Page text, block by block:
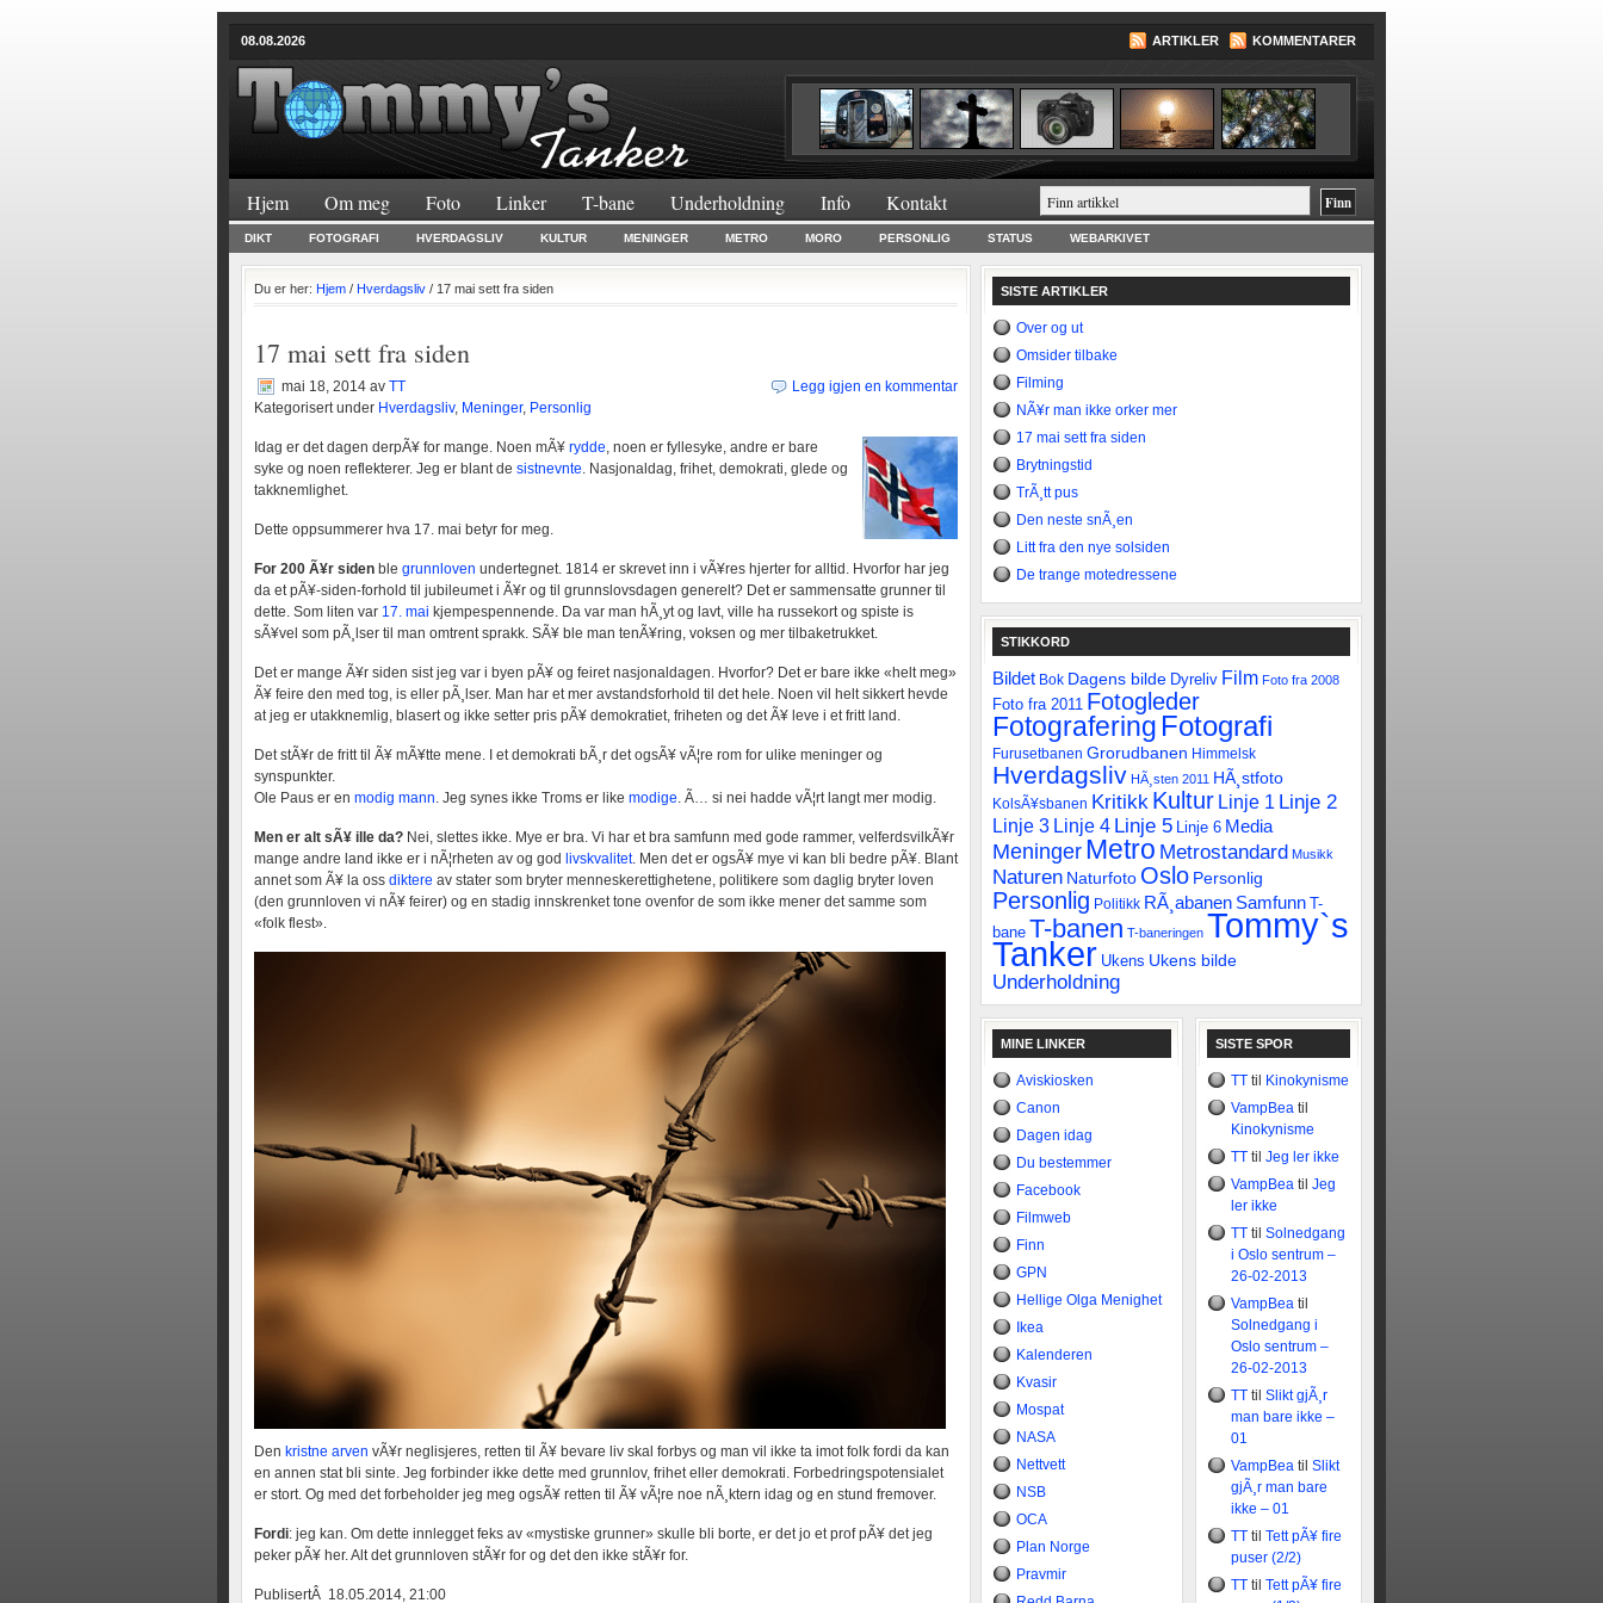
08.08.2026 ARTIKLER KOMMENTARER
Hjem Om meg Foto Linker T-bane Underholdning Info Kontakt
DIKT FOTOGRAFI HVERDAGSLIV KULTUR MENINGER METRO MORO PERSONLIG STATUS WEBARKIVET
Du er her: Hjem / Hverdagsliv / 17 mai sett fra siden
17 mai sett fra siden
mai 18, 2014 av TT
Kategorisert under Hverdagsliv, Meninger, Personlig
Legg igjen en kommentar
Idag er det dagen derpÃ¥ for mange. Noen mÃ¥ rydde, noen er fyllesyke, andre er bare
syke og noen reflekterer. Jeg er blant de sistnevnte. Nasjonaldag, frihet, demokrati, glede og
takknemlighet.
Dette oppsummerer hva 17. mai betyr for meg.
For 200 Ã¥r siden ble grunnloven undertegnet. 1814 er skrevet inn i vÃ¥res hjerter for alltid. Hvorfor har jeg
da et pÃ¥-siden-forhold til jubileumet i Ã¥r og til grunnslovsdagen generelt? Det er sammensatte grunner til
dette. Som liten var 17. mai kjempespennende. Da var man hÃ¸yt og lavt, ville ha russekort og spiste is
sÃ¥vel som pÃ¸lser til man omtrent sprakk. SÃ¥ ble man tenÃ¥ring, voksen og mer tilbaketrukket.
Det er mange Ã¥r siden sist jeg var i byen pÃ¥ og feiret nasjonaldagen. Hvorfor? Det er bare ikke «helt meg»
Ã¥ feire den med tog, is eller pÃ¸lser. Man har et mer avstandsforhold til det hele. Noen vil helt sikkert hevde
at jeg er utakknemlig, blasert og ikke setter pris pÃ¥ demokratiet, friheten og det Ã¥ leve i et fritt land.
Det stÃ¥r de fritt til Ã¥ mÃ¥tte mene. I et demokrati bÃ¸r det ogsÃ¥ vÃ¦re rom for ulike meninger og
synspunkter.
Ole Paus er en modig mann. Jeg synes ikke Troms er like modige. Ã… si nei hadde vÃ¦rt langt mer modig.
Men er alt sÃ¥ ille da? Nei, slettes ikke. Mye er bra. Vi har et bra samfunn med gode rammer, velferdsvilkÃ¥r
mange andre land ikke er i nÃ¦rheten av og god livskvalitet. Men det er ogsÃ¥ mye vi kan bli bedre pÃ¥. Blant
annet som Ã¥ la oss diktere av stater som bryter menneskerettighetene, politikere som daglig bryter loven
(den grunnloven vi nÃ¥ feirer) og en stadig innskrenket tone ovenfor de som ikke mener det samme som
«folk flest».
Den kristne arven vÃ¥r neglisjeres, retten til Ã¥ bevare liv skal forbys og man vil ikke ta imot folk fordi da kan
en annen stat bli sinte. Jeg forbinder ikke dette med grunnlov, frihet eller demokrati. Forbedringspotensialet
er stort. Og med det forbeholder jeg meg ogsÃ¥ retten til Ã¥ vÃ¦re noe nÃ¸ktern idag og en stund fremover.
Fordi: jeg kan. Om dette innlegget feks av «mystiske grunner» skulle bli borte, er det jo et prof pÃ¥ det jeg
peker pÃ¥ her. Alt det grunnloven stÃ¥r for og det den ikke stÃ¥r for.
PublisertÂ 18.05.2014, 21:00
SISTE ARTIKLER
Over og ut
Omsider tilbake
Filming
NÃ¥r man ikke orker mer
17 mai sett fra siden
Brytningstid
TrÃ¸tt pus
Den neste snÃ¸en
Litt fra den nye solsiden
De trange motedressene
STIKKORD
Bildet Bok Dagens bilde Dyreliv Film Foto fra 2008
Foto fra 2011 Fotogleder
Fotografering Fotografi
Furusetbanen Grorudbanen Himmelsk
Hverdagsliv HÃ¸sten 2011 HÃ¸stfoto
KolsÃ¥sbanen Kritikk Kultur Linje 1 Linje 2
Linje 3 Linje 4 Linje 5 Linje 6 Media
Meninger Metro Metrostandard Musikk
Naturen Naturfoto Oslo Personlig
Personlig Politikk RÃ¸abanen Samfunn T-
bane T-banen T-baneringen Tommy`s
Tanker Ukens Ukens bilde
Underholdning
MINE LINKER
Aviskiosken
Canon
Dagen idag
Du bestemmer
Facebook
Filmweb
Finn
GPN
Hellige Olga Menighet
Ikea
Kalenderen
Kvasir
Mospat
NASA
Nettvett
NSB
OCA
Plan Norge
Pravmir
SISTE SPOR
TT til
Kinokynisme
VampBea til
Kinokynisme
TT til Jeg ler ikke
VampBea til Jeg
ler ikke
TT til Solnedgang
i Oslo sentrum –
26-02-2013
VampBea til
Solnedgang i
Oslo sentrum –
26-02-2013
TT til Slikt gjÃ¸r
man bare ikke –
01
VampBea til Slikt
gjÃ¸r man bare
ikke – 01
TT til Tett pÃ¥ fire
puser (2/2)
TT til Tett pÃ¥ fire